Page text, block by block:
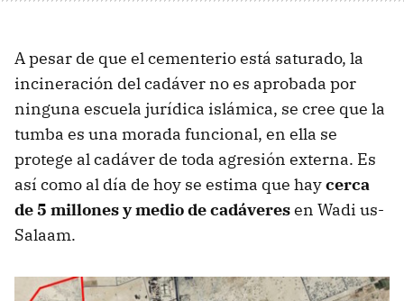
A pesar de que el cementerio está saturado, la
incineración del cadáver no es aprobada por
ninguna escuela jurídica islámica, se cree que la
tumba es una morada funcional, en ella se
protege al cadáver de toda agresión externa. Es
así como al día de hoy se estima que haycerca
de 5 millones y medio de cadáveresen Wadi us-
Salaam.